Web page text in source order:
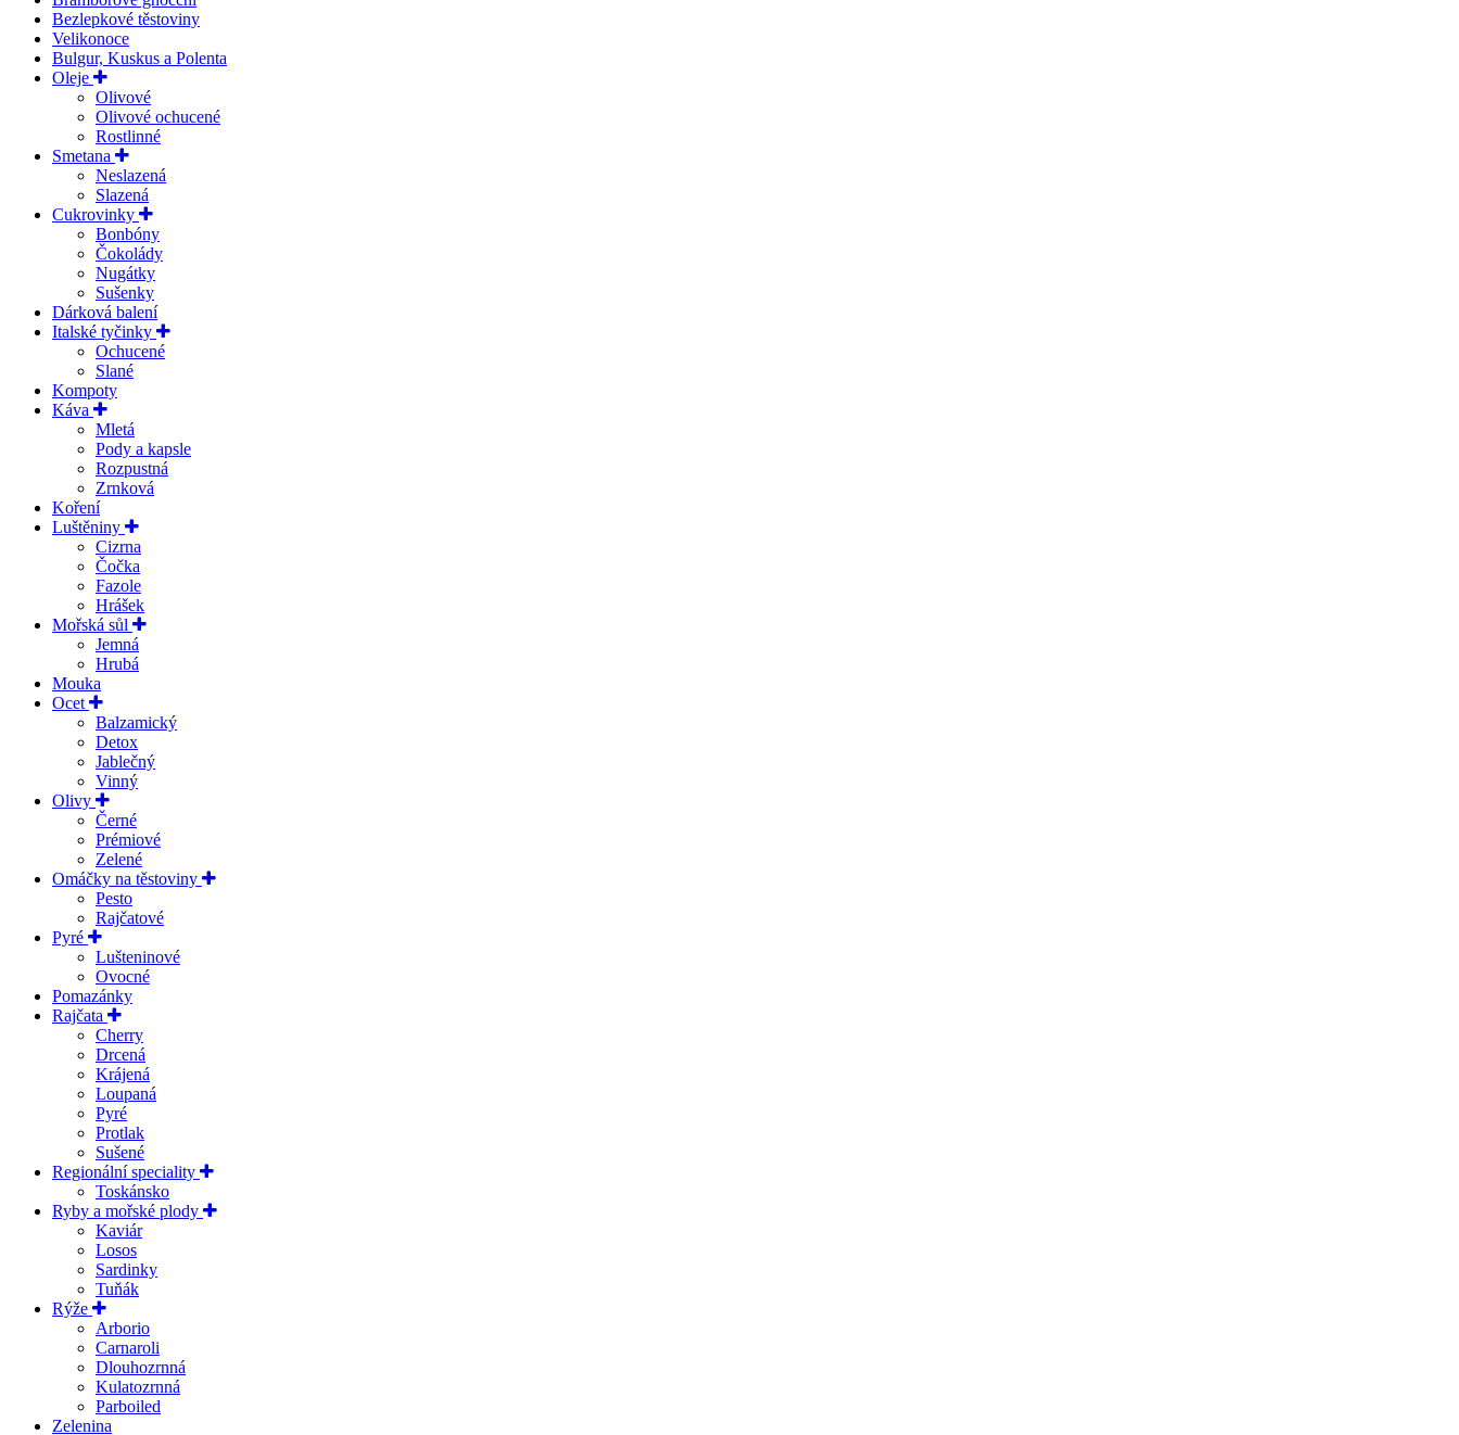
Bezlepkové těstoviny
Velikonoce
Bulgur, Kuskus a Polenta
Oleje
Olivové
Olivové ochucené
Rostlinné
Smetana
Neslazená
Slazená
Cukrovinky
Bonbóny
Čokolády
Nugátky
Sušenky
Dárková balení
Italské tyčinky
Ochucené
Slané
Kompoty
Káva
Mletá
Pody a kapsle
Rozpustná
Zrnková
Koření
Luštěniny
Cizrna
Čočka
Fazole
Hrášek
Mořská sůl
Jemná
Hrubá
Mouka
Ocet
Balzamický
Detox
Jablečný
Vinný
Olivy
Černé
Prémiové
Zelené
Omáčky na těstoviny
Pesto
Rajčatové
Pyré
Lušteninové
Ovocné
Pomazánky
Rajčata
Cherry
Drcená
Krájená
Loupaná
Pyré
Protlak
Sušené
Regionální speciality
Toskánsko
Ryby a mořské plody
Kaviár
Losos
Sardinky
Tuňák
Rýže
Arborio
Carnaroli
Dlouhozrnná
Kulatozrnná
Parboiled
Zelenina